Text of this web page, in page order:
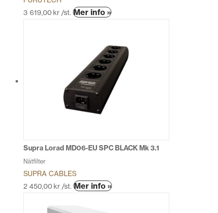
3 619,00 kr /st. Mer info »Den
har
flera
varianter.
De
olika
produktsidan
Supra Lorad MD06-EU SPC BLACK Mk 3.1
Nätfilter
SUPRA CABLES
2 450,00 kr /st. Mer info »Den